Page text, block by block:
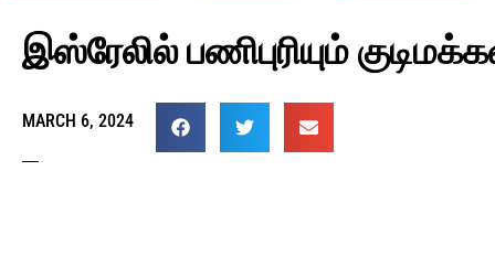
இஸ்ரேலில் பணிபுரியும்
MARCH 6, 2024